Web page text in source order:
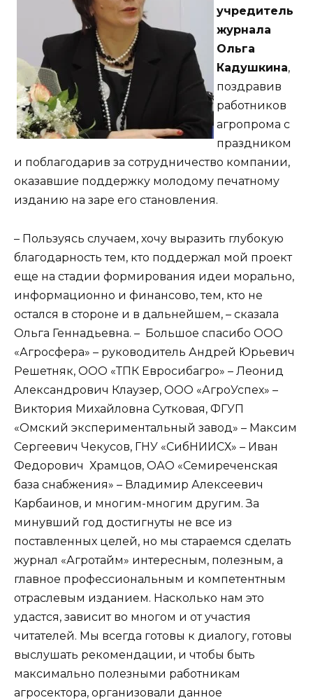
учредитель
журнала
Ольга
Кадушкина,
поздравив
работников
агропрома с
праздником
и поблагодарив за сотрудничество компании,
оказавшие поддержку молодому печатному
изданию на заре его становления.
– Пользуясь случаем, хочу выразить глубокую
благодарность тем, кто поддержал мой проект
еще на стадии формирования идеи морально,
информационно и финансово, тем, кто не
остался в стороне и в дальнейшем, – сказала
Ольга Геннадьевна. – Большое спасибо ООО
«Агросфера» – руководитель Андрей Юрьевич
Решетняк, ООО «ТПК Евросибагро» – Леонид
Александрович Клаузер, ООО «АгроУспех» –
Виктория Михайловна Сутковая, ФГУП
«Омский экспериментальный завод» – Максим
Сергеевич Чекусов, ГНУ «СибНИИСХ» – Иван
Федорович Храмцов, ОАО «Семиреченская
база снабжения» – Владимир Алексеевич
Карбаинов, и многим-многим другим. За
минувший год достигнуты не все из
поставленных целей, но мы стараемся сделать
журнал «Агротайм» интересным, полезным, а
главное профессиональным и компетентным
отраслевым изданием. Насколько нам это
удастся, зависит во многом и от участия
читателей. Мы всегда готовы к диалогу, готовы
выслушать рекомендации, и чтобы быть
максимально полезными работникам
агросектора, организовали данное